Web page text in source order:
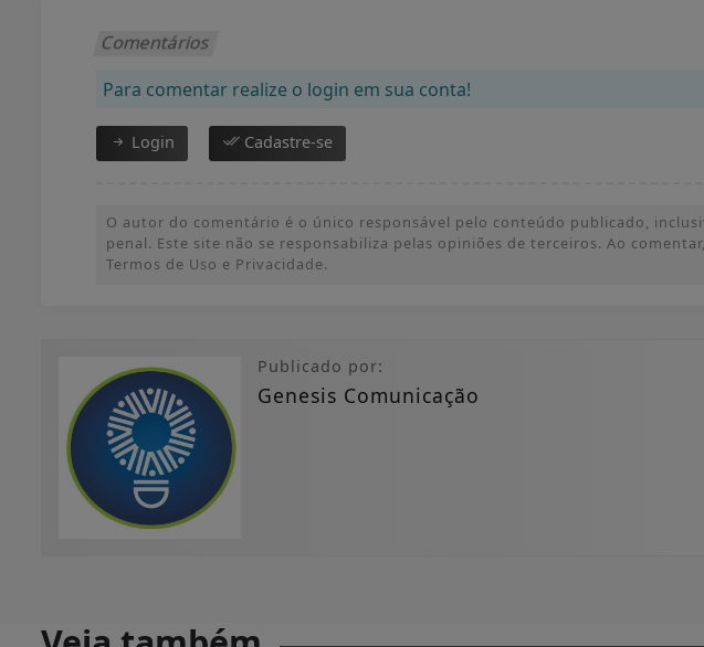
Comentários
Para comentar realize o login em sua conta!
Login Cadastre-se
O autor do comentário é o único responsável pelo conteúdo publicado,
penal. Este site não se responsabiliza pelas opiniões de terceiros. Ao
Termos de Uso e Privacidade.
Publicado por:
Genesis Comunicação